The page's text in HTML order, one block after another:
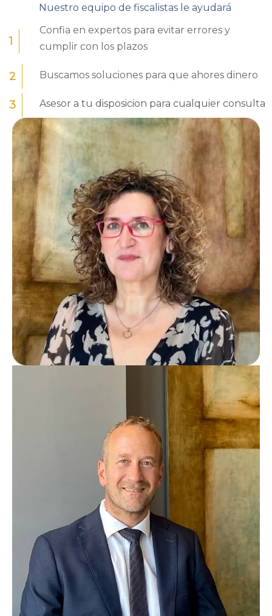
Nuestro equipo de fiscalistas le ayudará
1
Confia en expertos para evitar errores y
cumplir con los plazos
2 Buscamos soluciones para que ahores dinero
3 Asesor a tu disposicion para cualquier consulta
Eva Serra
Fiscalista
Alessandro Scherini
Fiscalista